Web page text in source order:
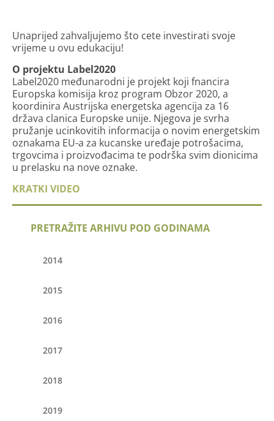
Unaprijed zahvaljujemo što cete investirati svoje
vrijeme u ovu edukaciju!
O projektu Label2020
Label2020 međunarodni je projekt koji fnancira
Europska komisija kroz program Obzor 2020, a
koordinira Austrijska energetska agencija za 16
država clanica Europske unije. Njegova je svrha
pružanje ucinkovitih informacija o novim energetskim
oznakama EU-a za kucanske uređaje potrošacima,
trgovcima i proizvođacima te podrška svim dionicima
u prelasku na nove oznake.
KRATKI VIDEO
PRETRAŽITE ARHIVU POD GODINAMA
2014
2015
2016
2017
2018
2019